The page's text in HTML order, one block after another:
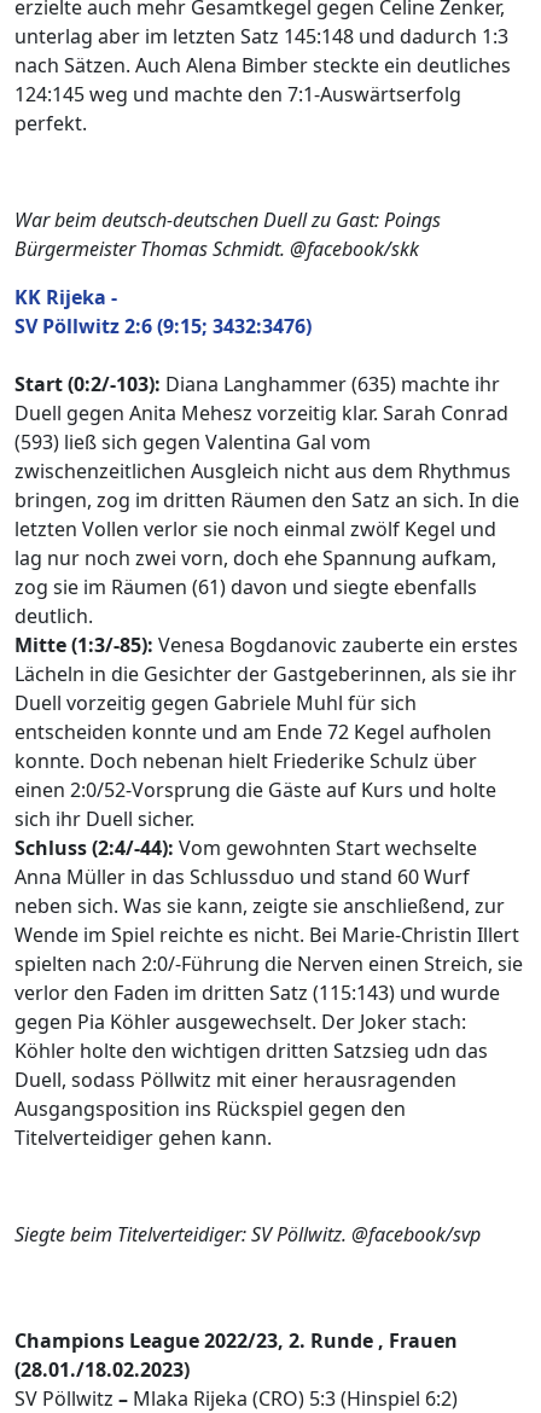
erzielte auch mehr Gesamtkegel gegen Celine Zenker,
unterlag aber im letzten Satz 145:148 und dadurch 1:3
nach Sätzen. Auch Alena Bimber steckte ein deutliches
124:145 weg und machte den 7:1-Auswärtserfolg
perfekt.
War beim deutsch-deutschen Duell zu Gast: Poings
Bürgermeister Thomas Schmidt. @facebook/skk
KK Rijeka -
SV Pöllwitz 2:6 (9:15; 3432:3476)
Start (0:2/-103): Diana Langhammer (635) machte ihr
Duell gegen Anita Mehesz vorzeitig klar. Sarah Conrad
(593) ließ sich gegen Valentina Gal vom
zwischenzeitlichen Ausgleich nicht aus dem Rhythmus
bringen, zog im dritten Räumen den Satz an sich. In die
letzten Vollen verlor sie noch einmal zwölf Kegel und
lag nur noch zwei vorn, doch ehe Spannung aufkam,
zog sie im Räumen (61) davon und siegte ebenfalls
deutlich.
Mitte (1:3/-85): Venesa Bogdanovic zauberte ein erstes
Lächeln in die Gesichter der Gastgeberinnen, als sie ihr
Duell vorzeitig gegen Gabriele Muhl für sich
entscheiden konnte und am Ende 72 Kegel aufholen
konnte. Doch nebenan hielt Friederike Schulz über
einen 2:0/52-Vorsprung die Gäste auf Kurs und holte
sich ihr Duell sicher.
Schluss (2:4/-44): Vom gewohnten Start wechselte
Anna Müller in das Schlussduo und stand 60 Wurf
neben sich. Was sie kann, zeigte sie anschließend, zur
Wende im Spiel reichte es nicht. Bei Marie-Christin Illert
spielten nach 2:0/-Führung die Nerven einen Streich, sie
verlor den Faden im dritten Satz (115:143) und wurde
gegen Pia Köhler ausgewechselt. Der Joker stach:
Köhler holte den wichtigen dritten Satzsieg udn das
Duell, sodass Pöllwitz mit einer herausragenden
Ausgangsposition ins Rückspiel gegen den
Titelverteidiger gehen kann.
Siegte beim Titelverteidiger: SV Pöllwitz. @facebook/svp
Champions League 2022/23, 2. Runde , Frauen
(28.01./18.02.2023)
SV Pöllwitz – Mlaka Rijeka (CRO) 5:3 (Hinspiel 6:2)